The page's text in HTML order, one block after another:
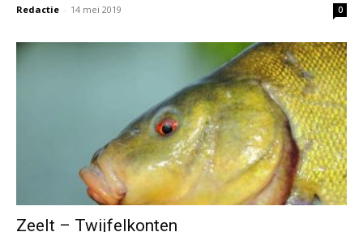
Redactie - 14 mei 2019 0
Zeelt – Twijfelkonten